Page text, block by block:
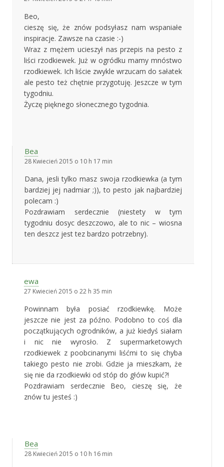
Beo,
cieszę się, że znów podsyłasz nam wspaniałe
inspiracje. Zawsze na czasie :-)
Wraz z mężem ucieszył nas przepis na pesto z
liści rzodkiewek. Już w ogródku mamy mnóstwo
rzodkiewek. Ich liście zwykle wrzucam do sałatek
ale pesto też chętnie przygotuję. Jeszcze w tym
tygodniu.
Życzę pięknego słonecznego tygodnia.
Bea
28 Kwiecień 2015 o 10 h 17 min
Dana, jesli tylko masz swoja rzodkiewka (a tym
bardziej jej nadmiar ;)), to pesto jak najbardziej
polecam :)
Pozdrawiam serdecznie (niestety w tym
tygodniu dosyc deszczowo, ale to nic – wiosna
ten deszcz jest tez bardzo potrzebny).
ewa
27 Kwiecień 2015 o 22 h 35 min
Powinnam była posiać rzodkiewkę. Może
jeszcze nie jest za późno. Podobno to coś dla
początkujących ogrodników, a już kiedyś siałam
i nic nie wyrosło. Z supermarketowych
rzodkiewek z poobcinanymi liśćmi to się chyba
takiego pesto nie zrobi. Gdzie ja mieszkam, że
się nie da rzodkiewki od stóp do głów kupić?!
Pozdrawiam serdecznie Beo, cieszę się, że
znów tu jesteś :)
Bea
28 Kwiecień 2015 o 10 h 16 min